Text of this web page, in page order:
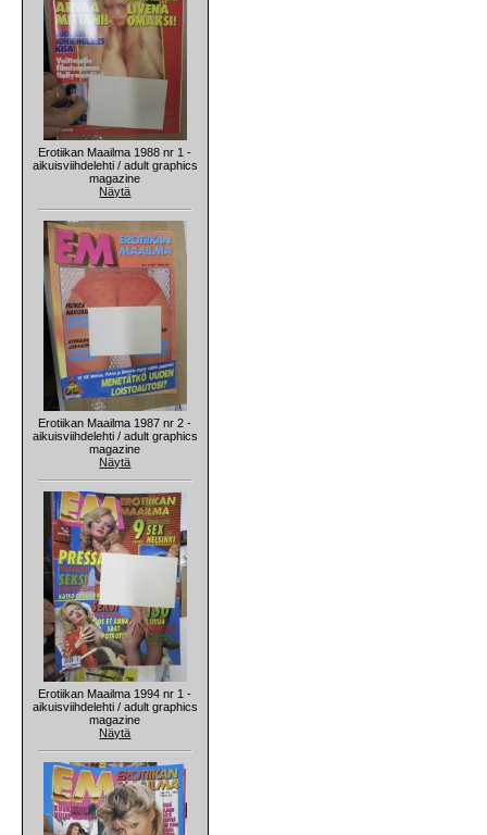
Erotiikan Maailma 1988 nr 1 -
aikuisviihdelehti / adult graphics
magazine
Näytä
Erotiikan Maailma 1987 nr 2 -
aikuisviihdelehti / adult graphics
magazine
Näytä
Erotiikan Maailma 1994 nr 1 -
aikuisviihdelehti / adult graphics
magazine
Näytä